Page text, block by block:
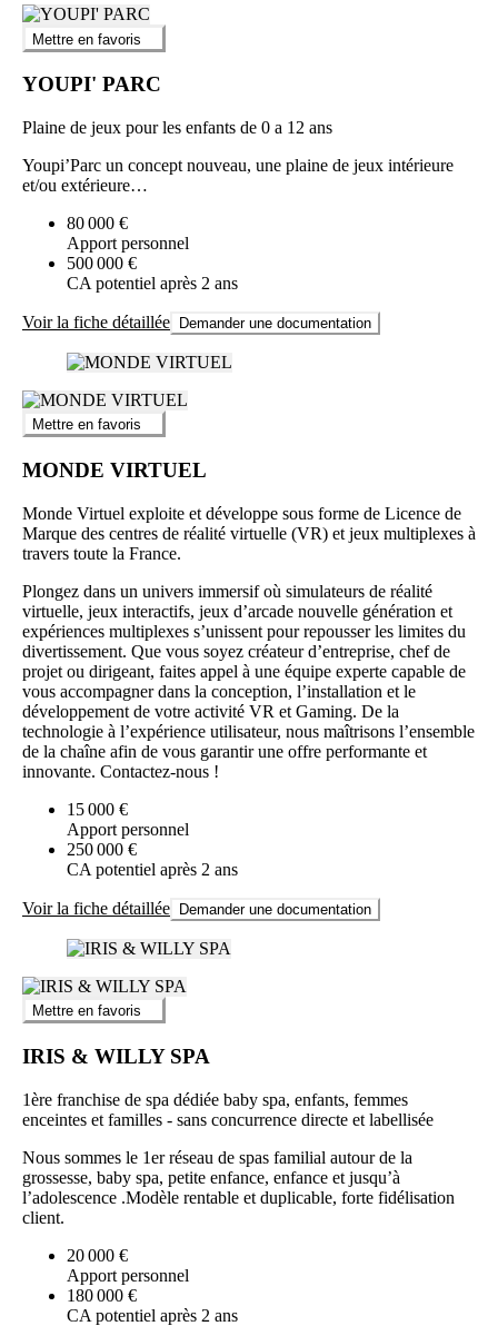
Mettre en favoris
YOUPI' PARC
Plaine de jeux pour les enfants de 0 a 12 ans
Youpi’Parc un concept nouveau, une plaine de jeux intérieure
et/ou extérieure…
80 000 €
Apport personnel
500 000 €
CA potentiel après 2 ans
Voir la fiche détaillée Demander une documentation
Mettre en favoris
MONDE VIRTUEL
Monde Virtuel exploite et développe sous forme de Licence de
Marque des centres de réalité virtuelle (VR) et jeux multiplexes à
travers toute la France.
Plongez dans un univers immersif où simulateurs de réalité
virtuelle, jeux interactifs, jeux d’arcade nouvelle génération et
expériences multiplexes s’unissent pour repousser les limites du
divertissement. Que vous soyez créateur d’entreprise, chef de
projet ou dirigeant, faites appel à une équipe experte capable de
vous accompagner dans la conception, l’installation et le
développement de votre activité VR et Gaming. De la
technologie à l’expérience utilisateur, nous maîtrisons l’ensemble
de la chaîne afin de vous garantir une offre performante et
innovante. Contactez-nous !
15 000 €
Apport personnel
250 000 €
CA potentiel après 2 ans
Voir la fiche détaillée Demander une documentation
Mettre en favoris
IRIS & WILLY SPA
1ère franchise de spa dédiée baby spa, enfants, femmes
enceintes et familles - sans concurrence directe et labellisée
Nous sommes le 1er réseau de spas familial autour de la
grossesse, baby spa, petite enfance, enfance et jusqu’à
l’adolescence .Modèle rentable et duplicable, forte fidélisation
client.
20 000 €
Apport personnel
180 000 €
CA potentiel après 2 ans